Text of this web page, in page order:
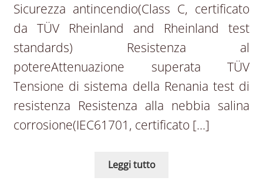
Sicurezza antincendio(Class C, certificato
da TÜV Rheinland and Rheinland test
standards) Resistenza al
potereAttenuazione superata TÜV
Tensione di sistema della Renania test di
resistenza Resistenza alla nebbia salina
corrosione(IEC61701, certificato […]
Leggi tutto